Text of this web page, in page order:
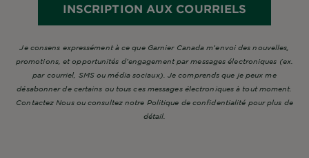
INSCRIPTION AUX COURRIELS
Je consens expressément à ce que Garnier Canada m’envoi des nouvelles,
promotions, et opportunités d’engagement par messages électroniques (ex.
par courriel, SMS ou média sociaux). Je comprends que je peux me
désabonner de certains ou tous ces messages électroniques à tout moment.
Contactez Nous ou consultez notre Politique de confidentialité pour plus de
détail.